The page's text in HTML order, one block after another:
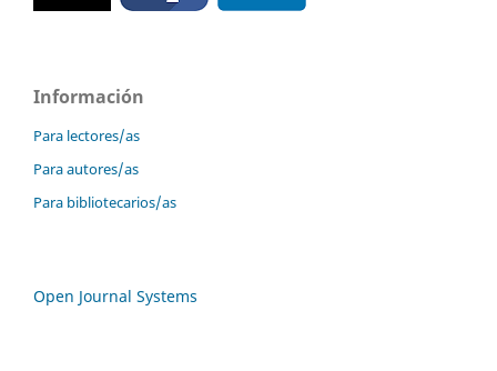
Información
Para lectores/as
Para autores/as
Para bibliotecarios/as
Open Journal Systems